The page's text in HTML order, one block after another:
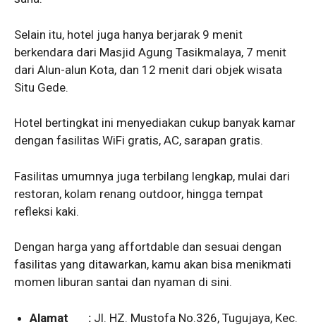
Selain itu, hotel juga hanya berjarak 9 menit
berkendara dari Masjid Agung Tasikmalaya, 7 menit
dari Alun-alun Kota, dan 12 menit dari objek wisata
Situ Gede.
Hotel bertingkat ini menyediakan cukup banyak kamar
dengan fasilitas WiFi gratis, AC, sarapan gratis.
Fasilitas umumnya juga terbilang lengkap, mulai dari
restoran, kolam renang outdoor, hingga tempat
refleksi kaki.
Dengan harga yang affortdable dan sesuai dengan
fasilitas yang ditawarkan, kamu akan bisa menikmati
momen liburan santai dan nyaman di sini.
Alamat : Jl. HZ. Mustofa No.326, Tugujaya, Kec.